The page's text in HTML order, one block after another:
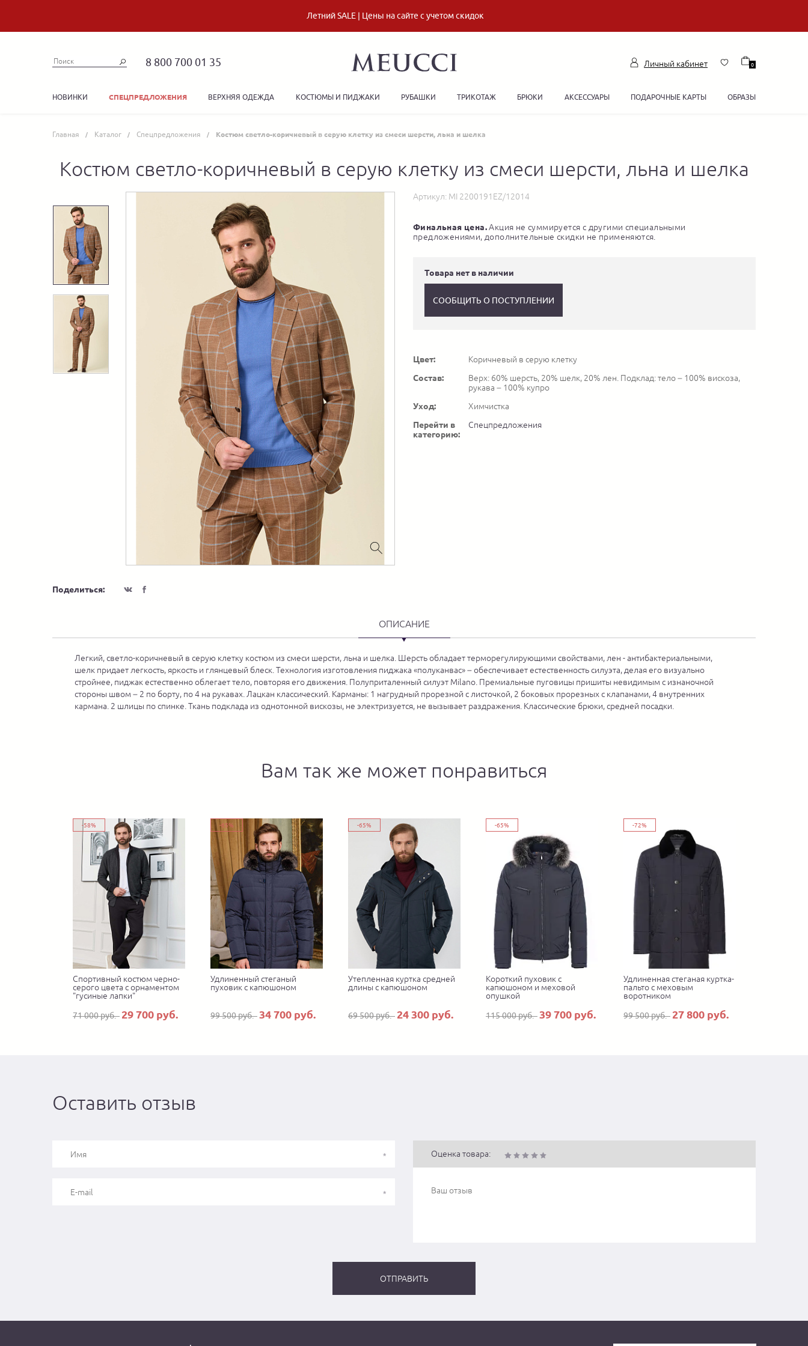
Летний SALE | Цены на сайте с учетом скидок
8 800 700 01 35 Личный кабинет 0
НОВИНКИ СПЕЦПРЕДЛОЖЕНИЯ ВЕРХНЯЯ ОДЕЖДА КОСТЮМЫ И ПИДЖАКИ РУБАШКИ ТРИКОТАЖ БРЮКИ АКСЕССУАРЫ ПОДАРОЧНЫЕ КАРТЫ ОБРАЗЫ
Главная Каталог Спецпредложения Костюм светло-коричневый в серую клетку из смеси шерсти, льна и шелка
Костюм светло-коричневый в серую клетку из смеси шерсти, льна и шелка
Поделиться:
Артикул: MI 2200191EZ/12014
Финальная цена.Акция не суммируется с другими специальными
предложениями, дополнительные скидки не применяются.
Товара нет в наличии
СООБЩИТЬ О ПОСТУПЛЕНИИ
Цвет:
Коричневый в серую клетку
Состав:
Верх: 60% шерсть, 20% шелк, 20% лен. Подклад: тело – 100% вискоза,
рукава – 100% купро
Уход:
Химчистка
Перейти в
категорию:
Спецпредложения
ОПИСАНИЕ
Легкий, светло-коричневый в серую клетку костюм из смеси шерсти, льна и шелка. Шерсть обладает терморегулирующими свойствами, лен - антибактериальными,
шелк придает легкость, яркость и глянцевый блеск. Технология изготовления пиджака «полуканвас» – обеспечивает естественность силуэта, делая его визуально
стройнее, пиджак естественно облегает тело, повторяя его движения. Полуприталенный силуэт Milano. Премиальные пуговицы пришиты невидимым с изнаночной
стороны швом – 2 по борту, по 4 на рукавах. Лацкан классический. Карманы: 1 нагрудный прорезной с листочкой, 2 боковых прорезных с клапанами, 4 внутренних
кармана. 2 шлицы по спинке. Ткань подклада из однотонной вискозы, не электризуется, не вызывает раздражения. Классические брюки, средней посадки.
Вам так же может понравиться
-58%
Спортивный костюм черно-
серого цвета с орнаментом
"гусиные лапки"
71 000 руб. 29 700 руб.
-65%
Удлиненный стеганый
пуховик с капюшоном
99 500 руб.34 700 руб.
-65%
Утепленная куртка средней
длины с капюшоном
69 500 руб. 24 300 руб.
-65%
Короткий пуховик с
капюшоном и меховой
опушкой
115 000 руб.39 700 руб.
-72%
Удлиненная стеганая куртка-
пальто с меховым
воротником
99 500 руб. 27 800 руб.
Оставить отзыв
Оценка товара: